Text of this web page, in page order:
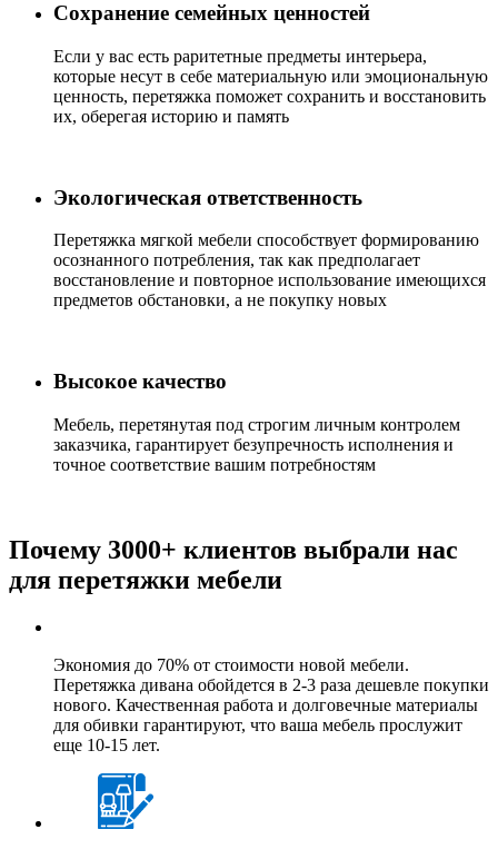
Сохранение семейных ценностей
Если у вас есть раритетные предметы интерьера,
которые несут в себе материальную или эмоциональную
ценность, перетяжка поможет сохранить и восстановить
их, оберегая историю и память
Экологическая ответственность
Перетяжка мягкой мебели способствует формированию
осознанного потребления, так как предполагает
восстановление и повторное использование имеющихся
предметов обстановки, а не покупку новых
Высокое качество
Мебель, перетянутая под строгим личным контролем
заказчика, гарантирует безупречность исполнения и
точное соответствие вашим потребностям
Почему 3000+ клиентов выбрали нас
для перетяжки мебели
Экономия до 70% от стоимости новой мебели.
Перетяжка дивана обойдется в 2-3 раза дешевле покупки
нового. Качественная работа и долговечные материалы
для обивки гарантируют, что ваша мебель прослужит
еще 10-15 лет.